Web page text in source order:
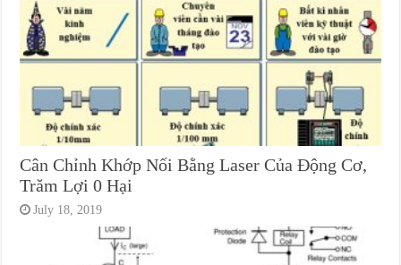
Cân Chỉnh Khớp Nối Bằng Laser Của Động Cơ,
Trăm Lợi 0 Hại
July 18, 2019